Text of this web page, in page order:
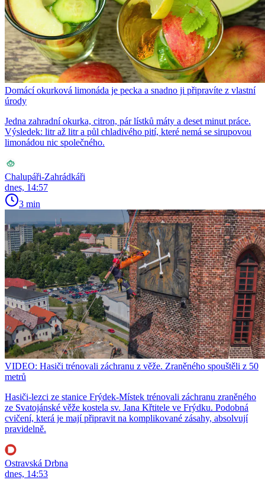
Domácí okurková limonáda je pecka a snadno ji připravíte z vlastní
úrody
Jedna zahradní okurka, citron, pár lístků máty a deset minut práce.
Výsledek: litr až litr a půl chladivého pití, které nemá se sirupovou
limonádou nic společného.
Chalupáři-Zahrádkáři
dnes, 14:57
3 min
VIDEO: Hasiči trénovali záchranu z věže. Zraněného spouštěli z 50
metrů
Hasiči-lezci ze stanice Frýdek-Místek trénovali záchranu zraněného
ze Svatojánské věže kostela sv. Jana Křtitele ve Frýdku. Podobná
cvičení, která je mají připravit na komplikované zásahy, absolvují
pravidelně.
Ostravská Drbna
dnes, 14:53